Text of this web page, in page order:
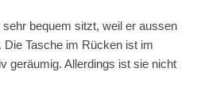
bequem sitzt, weil er aussen
Tasche im Rücken ist im
geräumig. Allerdings ist sie nicht